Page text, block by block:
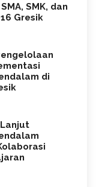
SMK, dan
Gresik
di